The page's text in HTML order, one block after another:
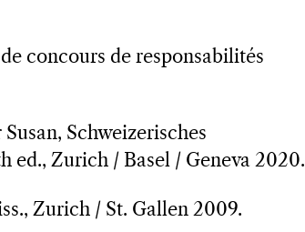
concours de responsabilités
Schweizerisches
ed., Zurich / Basel / Geneva 2020.
Zurich / St. Gallen 2009.